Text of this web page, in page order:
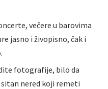
večere u barovima
jasno i živopisno, čak i
fotografije, bilo da
nered koji remeti